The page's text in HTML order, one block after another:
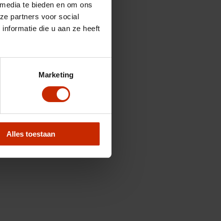
te bieden en om ons
partners voor social
die u aan ze heeft
Marketing
Alles toestaan